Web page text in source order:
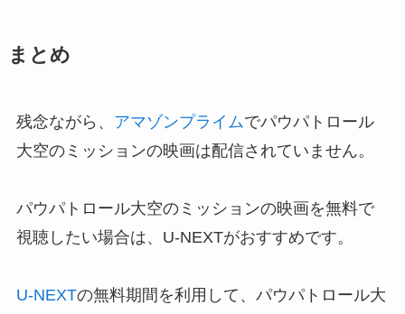
まとめ
残念ながら、 アマゾンプライムでパウパトロール
大空のミッションの映画は配信されていません。
パウパトロール大空のミッションの映画を無料で
視聴したい場合は、U-NEXTがおすすめです。
U-NEXTの無料期間を利用して、パウパトロール大